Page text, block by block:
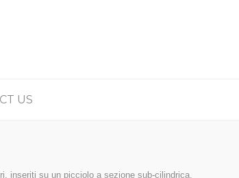
US
inseriti su un picciolo a sezione sub-cilindrica.